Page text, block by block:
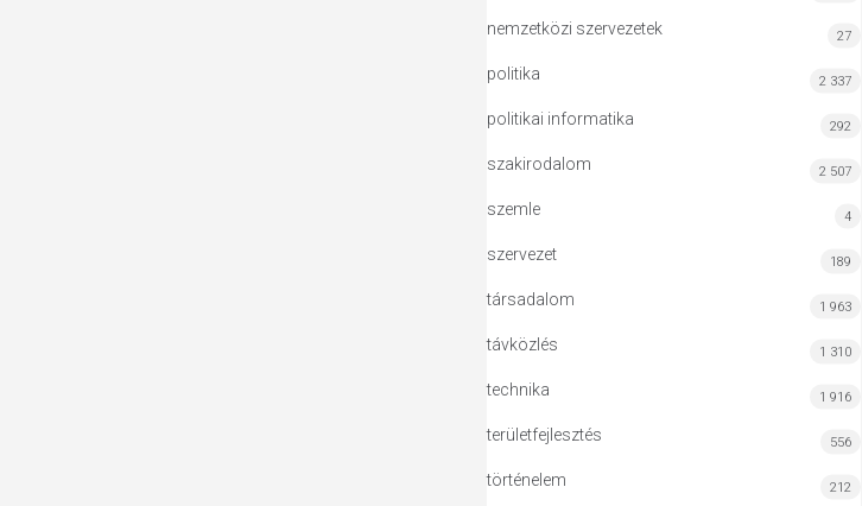
nemzetközi szervezetek 27
politika 2 337
politikai informatika 292
szakirodalom 2 507
szemle 4
szervezet 189
társadalom 1 963
távközlés 1 310
technika 1 916
területfejlesztés 556
történelem 212